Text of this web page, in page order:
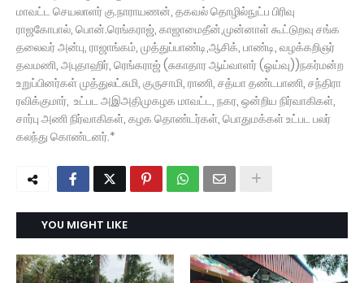
மாவட்ட செயலாளர் கு.நாராயணன், தகவல் தொழில்நுட்ப பிரிவு
ராஜகோபால், பொன்.ரெங்கராஜ், காஜாமைதீன்,முன்னாள் கூட்டுறவு சங்க
தலைவர் அன்பு, ராஜாங்கம், முத்துப்பாண்டி,ஆசிக், பாண்டி, வழக்கறிஞர்
தவமணி, அபுதாஹிர், ரெங்கராஜ் (சுகாதார ஆய்வாளர் (ஓய்வு))நகர்மன்ற
உறுப்பினர்கள் முத்துலட்சுமி, குருசாமி, ராணி, சத்யா தண்டபாணி, சந்திரா
ரவிக்குமார், உட்பட அஇஅதிமுகழக மாவட்ட, நகர, ஒன்றிய நிர்வாகிகள்,
சார்பு அணி நிர்வாகிகள், கழக தொண்டர்கள், பொதுமக்கள் உட்பட பலர்
கலந்து கொண்டனர்.*
YOU MIGHT LIKE